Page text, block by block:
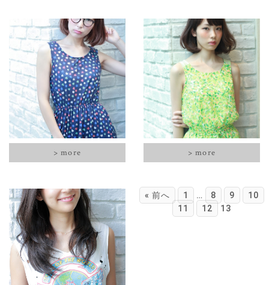
> more > more
« 前へ 1 … 8 9
10
11
12 13